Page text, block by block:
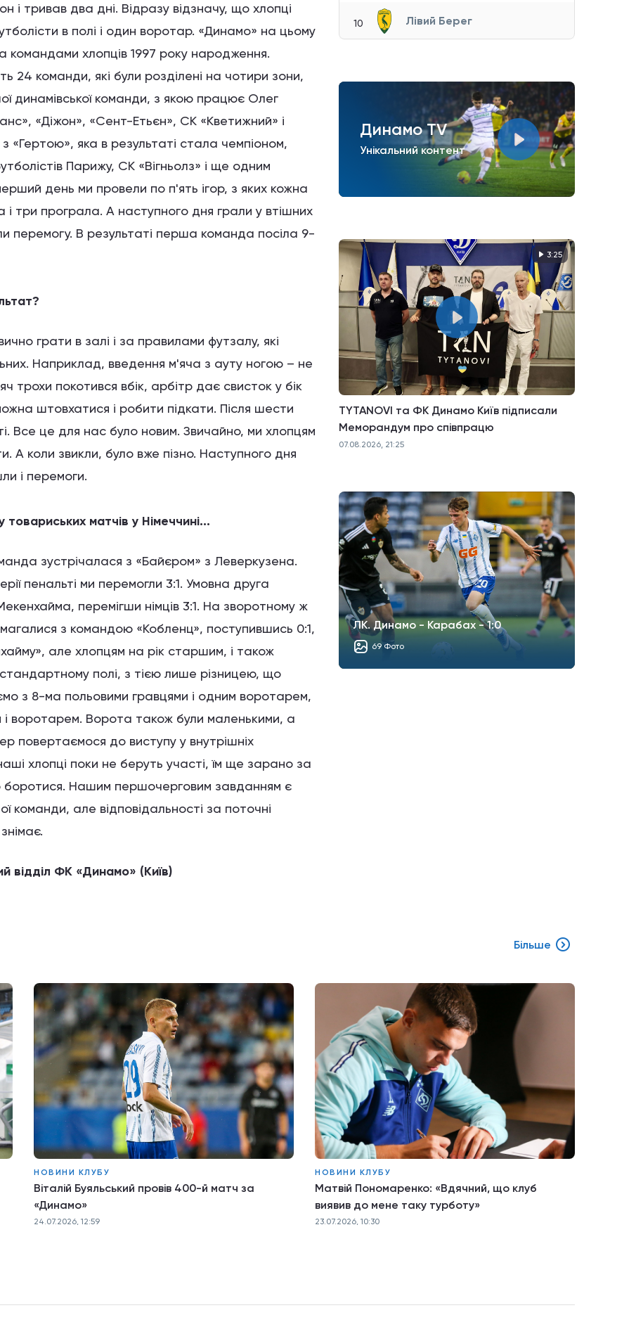
і тривав два дні. Відразу відзначу, що хлопці
в полі і один воротар. «Динамо» на цьому
командами хлопців 1997 року народження.
24 команди, які були розділені на чотири зони,
динамівської команди, з якою працює Олег
«Діжон», «Сент-Етьєн», СК «Кветижний» і
«Гертою», яка в результаті стала чемпіоном,
Парижу, СК «Вігньолз» і ще одним
день ми провели по п'ять ігор, з яких кожна
і три програла. А наступного дня грали у втішних
перемогу. В результаті перша команда посіла 9-
грати в залі і за правилами футзалу, які
Наприклад, введення м'яча з ауту ногою – не
трохи покотився вбік, арбітр дає свисток у бік
штовхатися і робити підкати. Після шести
Все це для нас було новим. Звичайно, ми хлопцям
А коли звикли, було вже пізно. Наступного дня
і перемоги.
матчів у Німеччині...
зустрічалася з «Байєром» з Леверкузена.
пенальті ми перемогли 3:1. Умовна друга
перемігши німців 3:1. На зворотному ж
з командою «Кобленц», поступившись 0:1,
але хлопцям на рік старшим, і також
полі, з тією лише різницею, що
з 8-ма польовими гравцями і одним воротарем,
і воротарем. Ворота також були маленькими, а
повертаємося до виступу у внутрішніх
хлопці поки не беруть участі, їм ще зарано за
боротися. Нашим першочерговим завданням є
команди, але відповідальності за поточні
відділ ФК «Динамо» (Київ)
10 Лівий Берег
Динамо TV
Унікальний контент
3:25
TYTANOVI та ФК Динамо Київ підписали
Меморандум про співпрацю
07.08.2026, 21:25
ЛК. Динамо - Карабах - 1:0
69 Фото
Більше
НОВИНИ КЛУБУ
Віталій Буяльський провів 400-й матч за
«Динамо»
24.07.2026, 12:59
НОВИНИ КЛУБУ
Матвій Пономаренко: «Вдячний, що клуб
виявив до мене таку турботу»
23.07.2026, 10:30